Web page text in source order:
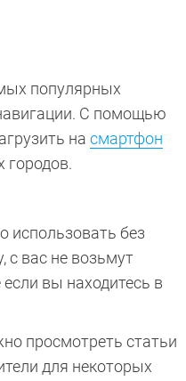
популярных
С помощью
на смартфон
городов.
использовать без
с вас не возьмут
вы находитесь в
просмотреть статьи
для некоторых